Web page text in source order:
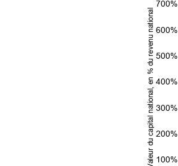
100%
200%
300%
400%
500%
600%
700%
Valeur du capital national
, en % du revenu national